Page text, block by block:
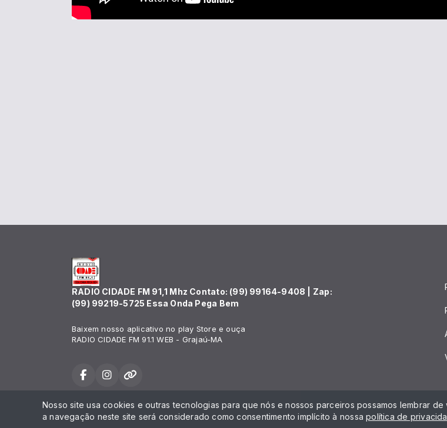
RADIO CIDADE FM 91,1 Mhz Contato: (99) 99164-9408 | Zap:
(99) 99219-5725 Essa Onda Pega Bem
Baixem nosso aplicativo no play Store e ouça
RADIO CIDADE FM 91.1 WEB - Grajaú-MA
Todos os direitos reservados.
Nosso site usa cookies e outras tecnologias para que nós e nossos parceiros possamos lembrar
a navegação neste site será considerado como consentimento implícito à nossapolítica de